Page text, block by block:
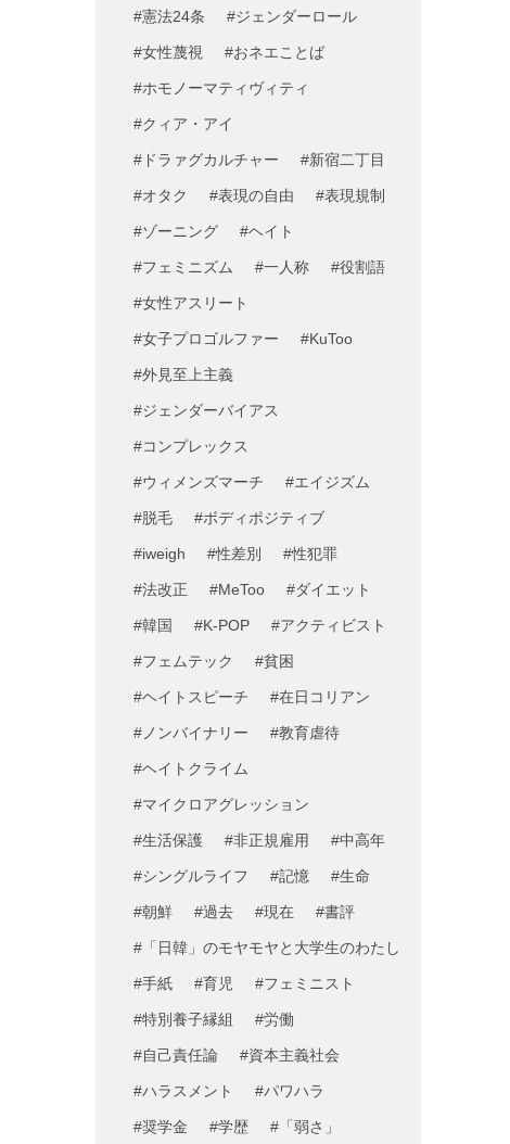
#憲法24条 #ジェンダーロール
#女性蔑視 #おネエことば
#ホモノーマティヴィティ
#クィア・アイ
#ドラァグカルチャー #新宿二丁目
#オタク #表現の自由 #表現規制
#ゾーニング #ヘイト
#フェミニズム #一人称 #役割語
#女性アスリート
#女子プロゴルファー #KuToo
#外見至上主義
#ジェンダーバイアス
#コンプレックス
#ウィメンズマーチ #エイジズム
#脱毛 #ボディポジティブ
#iweigh #性差別 #性犯罪
#法改正 #MeToo #ダイエット
#韓国 #K-POP #アクティビスト
#フェムテック #貧困
#ヘイトスピーチ #在日コリアン
#ノンバイナリー #教育虐待
#ヘイトクライム
#マイクロアグレッション
#生活保護 #非正規雇用 #中高年
#シングルライフ #記憶 #生命
#朝鮮 #過去 #現在 #書評
#「日韓」のモヤモヤと大学生のわたし
#手紙 #育児 #フェミニスト
#特別養子縁組 #労働
#自己責任論 #資本主義社会
#ハラスメント #パワハラ
#奨学金 #学歴 #「弱さ」